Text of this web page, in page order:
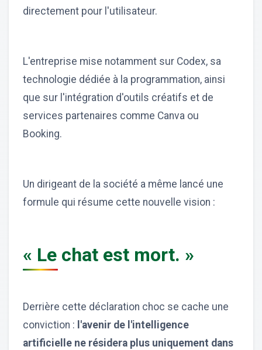
directement pour l'utilisateur.
L'entreprise mise notamment sur Codex, sa
technologie dédiée à la programmation, ainsi
que sur l'intégration d'outils créatifs et de
services partenaires comme Canva ou
Booking.
Un dirigeant de la société a même lancé une
formule qui résume cette nouvelle vision :
« Le chat est mort. »
Derrière cette déclaration choc se cache une
conviction : l'avenir de l'intelligence
artificielle ne résidera plus uniquement dans